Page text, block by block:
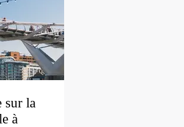
sur la
à